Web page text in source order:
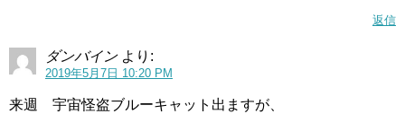
返信
ダンバイン より:
2019年5月7日 10:20 PM
来週 宇宙怪盗ブルーキャット出ますが、